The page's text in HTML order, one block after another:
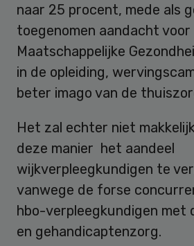
naar 25 procent, mede als
toegenomen aandacht voor
Maatschappelijke
in de opleiding,
beter imago van de
Het zal echter niet
deze manier het aandeel
wijkverpleegkundigen te
vanwege de forse
hbo-verpleegkundigen met
en gehandicaptenzorg.